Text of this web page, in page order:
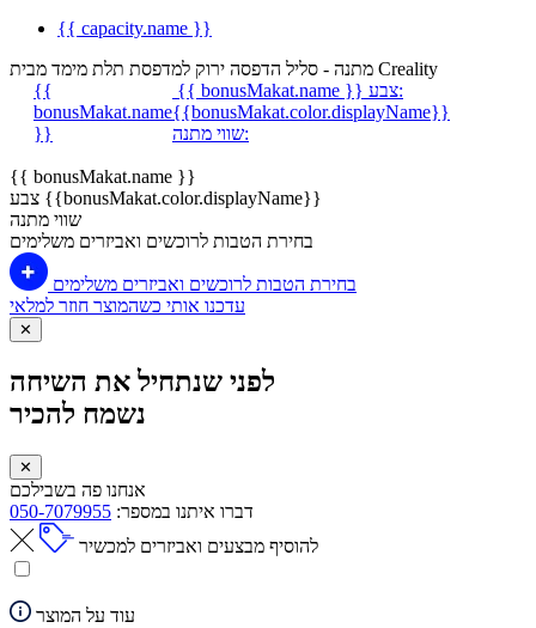
{{ capacity.name }}
מתנה - סליל הדפסה ירוק למדפסת תלת מימד מבית Creality
{{
bonusMakat.name
}}
{{ bonusMakat.name }}
צבע:
{{bonusMakat.color.displayName}}
שווי מתנה:
{{ bonusMakat.name }}
צבע {{bonusMakat.color.displayName}}
שווי מתנה
בחירת הטבות לרוכשים ואביזרים משלימים
בחירת הטבות לרוכשים ואביזרים משלימים
עדכנו אותי כשהמוצר חוזר למלאי
✕
לפני שנתחיל את השיחה
נשמח להכיר
✕
אנחנו פה בשבילכם
דברו איתנו במספר: 050-7079955
להוסיף מבצעים ואביזרים למכשיר
עוד על המוצר